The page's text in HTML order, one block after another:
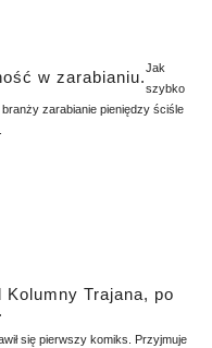
w zarabianiu.Jak
szybko
zarabianie pieniędzy ściśle
Trajana, po
się pierwszy komiks. Przyjmuje